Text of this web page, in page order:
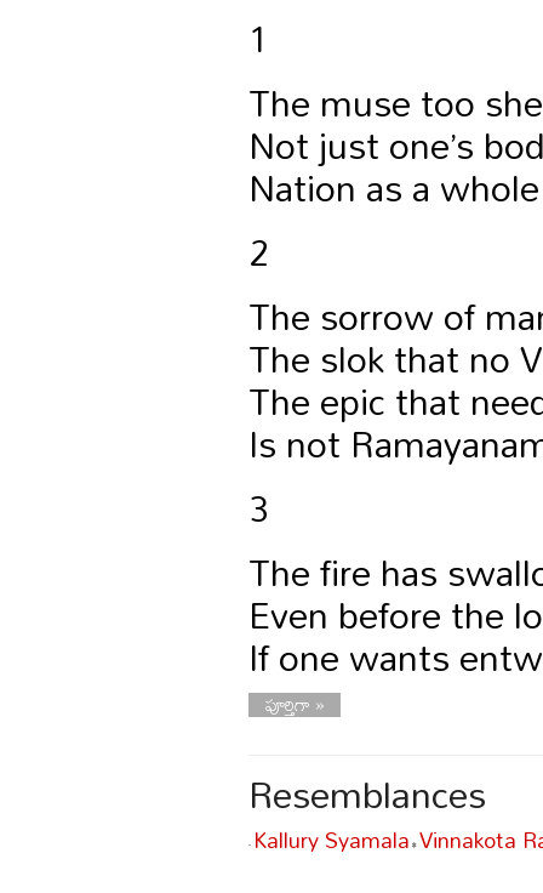
1
The muse too
Not just one’s
Nation as a
2
The sorrow of
The slok that no
The epic that
Is not
3
The fire has
Even before the
If one wants
పూర్తిగా »
Resemblances
- Kallury Syamala •Vinnakota